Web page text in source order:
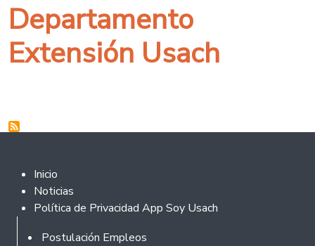
Departamento
Extensión Usach
Footer 2
Inicio
Noticias
Política de Privacidad App Soy Usach
Rodapé
Postulación Empleos